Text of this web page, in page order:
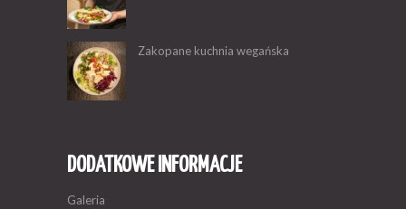
Zakopane kuchnia wegańska
DODATKOWE INFORMACJE
Galeria